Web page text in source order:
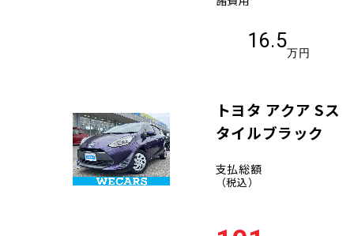
16.5
万円
トヨタ アクア Sス
タイルブラック
支払総額
（税込）